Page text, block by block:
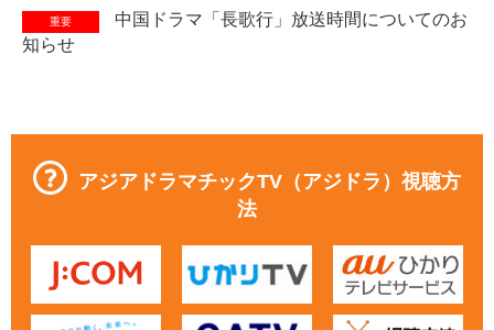
重要
中国ドラマ「長歌行」放送時間についてのお
知らせ
アジアドラマチックTV（アジドラ）視聴方
法